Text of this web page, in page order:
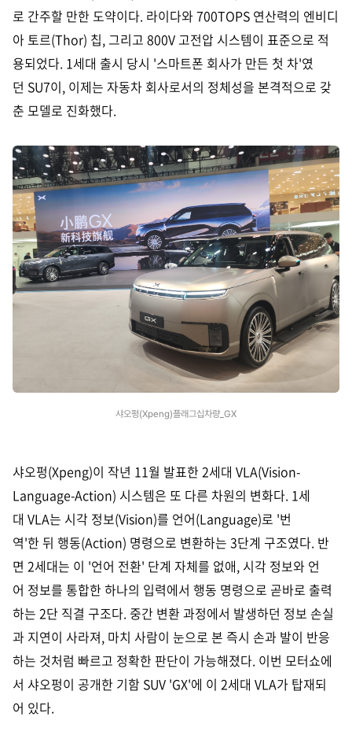
로 간주할 만한 도약이다. 라이다와 700TOPS 연산력의 엔비디
아 토르(Thor) 칩, 그리고 800V 고전압 시스템이 표준으로 적
용되었다. 1세대 출시 당시 '스마트폰 회사가 만든 첫 차'였
던 SU7이, 이제는 자동차 회사로서의 정체성을 본격적으로 갖
춘 모델로 진화했다.
샤오펑(Xpeng)플래그십차량_GX
샤오펑(Xpeng)이 작년 11월 발표한 2세대 VLA(Vision-
Language-Action) 시스템은 또 다른 차원의 변화다. 1세
대 VLA는 시각 정보(Vision)를 언어(Language)로 '번
역'한 뒤 행동(Action) 명령으로 변환하는 3단계 구조였다. 반
면 2세대는 이 '언어 전환' 단계 자체를 없애, 시각 정보와 언
어 정보를 통합한 하나의 입력에서 행동 명령으로 곧바로 출력
하는 2단 직결 구조다. 중간 변환 과정에서 발생하던 정보 손실
과 지연이 사라져, 마치 사람이 눈으로 본 즉시 손과 발이 반응
하는 것처럼 빠르고 정확한 판단이 가능해졌다. 이번 모터쇼에
서 샤오펑이 공개한 기함 SUV 'GX'에 이 2세대 VLA가 탑재되
어 있다.